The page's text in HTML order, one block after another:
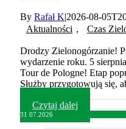
By Rafał K|2026-08-
Aktualności , Czas
Drodzy Zielonogórzanie!
wydarzenie roku. 5
Tour de Pologne! Etap
Służby przygotowują się,
Czytaj dalej
31 07.2026